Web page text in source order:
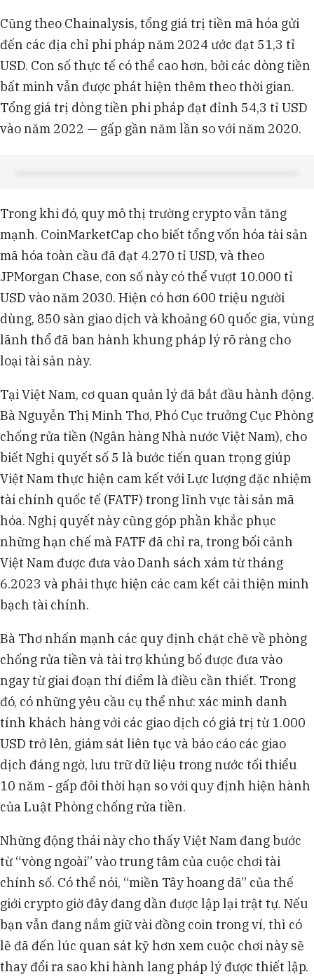
Cũng theo Chainalysis, tổng giá trị tiền mã hóa gửi
đến các địa chỉ phi pháp năm 2024 ước đạt 51,3 tỉ
USD. Con số thực tế có thể cao hơn, bởi các dòng tiền
bất minh vẫn được phát hiện thêm theo thời gian.
Tổng giá trị dòng tiền phi pháp đạt đỉnh 54,3 tỉ USD
vào năm 2022 — gấp gần năm lần so với năm 2020.
Trong khi đó, quy mô thị trường crypto vẫn tăng
mạnh. CoinMarketCap cho biết tổng vốn hóa tài sản
mã hóa toàn cầu đã đạt 4.270 tỉ USD, và theo
JPMorgan Chase, con số này có thể vượt 10.000 tỉ
USD vào năm 2030. Hiện có hơn 600 triệu người
dùng, 850 sàn giao dịch và khoảng 60 quốc gia, vùng
lãnh thổ đã ban hành khung pháp lý rõ ràng cho
loại tài sản này.
Tại Việt Nam, cơ quan quản lý đã bắt đầu hành động.
Bà Nguyễn Thị Minh Thơ, Phó Cục trưởng Cục Phòng
chống rửa tiền (Ngân hàng Nhà nước Việt Nam), cho
biết Nghị quyết số 5 là bước tiến quan trọng giúp
Việt Nam thực hiện cam kết với Lực lượng đặc nhiệm
tài chính quốc tế (FATF) trong lĩnh vực tài sản mã
hóa. Nghị quyết này cũng góp phần khắc phục
những hạn chế mà FATF đã chỉ ra, trong bối cảnh
Việt Nam được đưa vào Danh sách xám từ tháng
6.2023 và phải thực hiện các cam kết cải thiện minh
bạch tài chính.
Bà Thơ nhấn mạnh các quy định chặt chẽ về phòng
chống rửa tiền và tài trợ khủng bố được đưa vào
ngay từ giai đoạn thí điểm là điều cần thiết. Trong
đó, có những yêu cầu cụ thể như: xác minh danh
tính khách hàng với các giao dịch có giá trị từ 1.000
USD trở lên, giám sát liên tục và báo cáo các giao
dịch đáng ngờ, lưu trữ dữ liệu trong nước tối thiểu
10 năm - gấp đôi thời hạn so với quy định hiện hành
của Luật Phòng chống rửa tiền.
Những động thái này cho thấy Việt Nam đang bước
từ “vòng ngoài” vào trung tâm của cuộc chơi tài
chính số. Có thể nói, “miền Tây hoang dã” của thế
giới crypto giờ đây đang dần được lập lại trật tự. Nếu
bạn vẫn đang nắm giữ vài đồng coin trong ví, thì có
lẽ đã đến lúc quan sát kỹ hơn xem cuộc chơi này sẽ
thay đổi ra sao khi hành lang pháp lý được thiết lập.